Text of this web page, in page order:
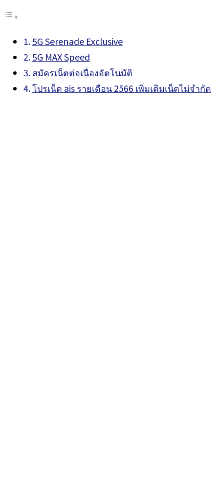
5G Serenade Exclusive
5G MAX Speed
สมัครเน็ตต่อเนื่องอัตโนมัติ
โปรเน็ต ais รายเดือน 2566 เพิ่มเติมเน็ตไม่จำกัด